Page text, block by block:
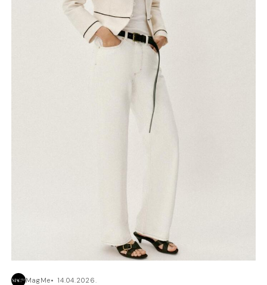
MagMe 14.04.2026.